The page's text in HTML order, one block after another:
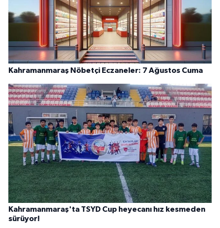
Kahramanmaraş Nöbetçi Eczaneler: 7 Ağustos Cuma
Kahramanmaraş'ta TSYD Cup heyecanı hız kesmeden
sürüyor!